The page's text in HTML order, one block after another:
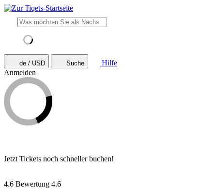
de / USD Suche
Hilfe
Anmelden
Jetzt Tickets noch schneller buchen!
4.6 Bewertung 4.6